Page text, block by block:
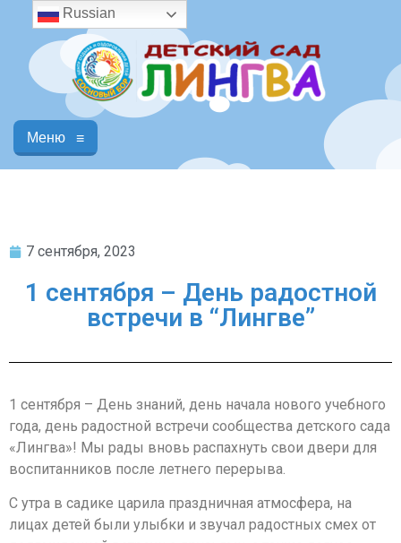
Меню ≡
7 сентября, 2023
1 сентября – День радостной
встречи в “Лингве”
1 сентября – День знаний, день начала нового учебного
года, день радостной встречи сообщества детского сада
«Лингва»! Мы рады вновь распахнуть свои двери для
воспитанников после летнего перерыва.
С утра в садике царила праздничная атмосфера, на
лицах детей были улыбки и звучал радостных смех от
Russian